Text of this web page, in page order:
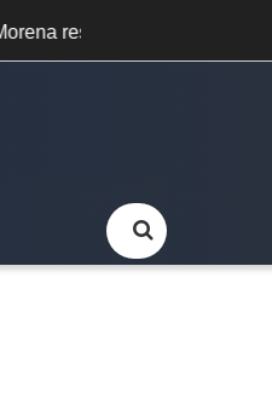
de Ángel Aguirre por caso